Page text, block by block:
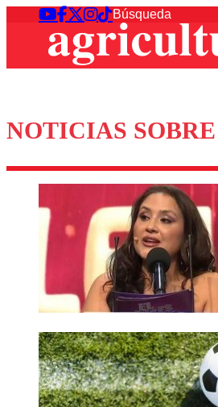
NOTICIAS